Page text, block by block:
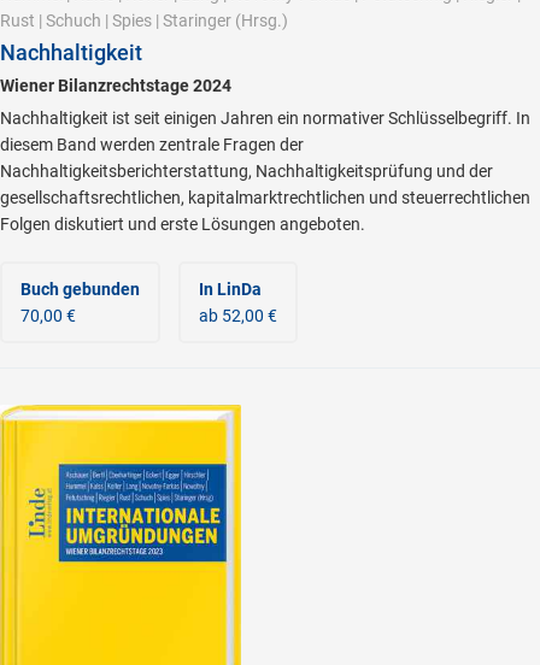
Rust | Schuch | Spies | Staringer (Hrsg.)
Nachhaltigkeit
Wiener Bilanzrechtstage 2024
Nachhaltigkeit ist seit einigen Jahren ein normativer Schlüsselbegriff. In
diesem Band werden zentrale Fragen der
Nachhaltigkeitsberichterstattung, Nachhaltigkeitsprüfung und der
gesellschaftsrechtlichen, kapitalmarktrechtlichen und steuerrechtlichen
Folgen diskutiert und erste Lösungen angeboten.
Buch gebunden
70,00 €
In LinDa
ab 52,00 €